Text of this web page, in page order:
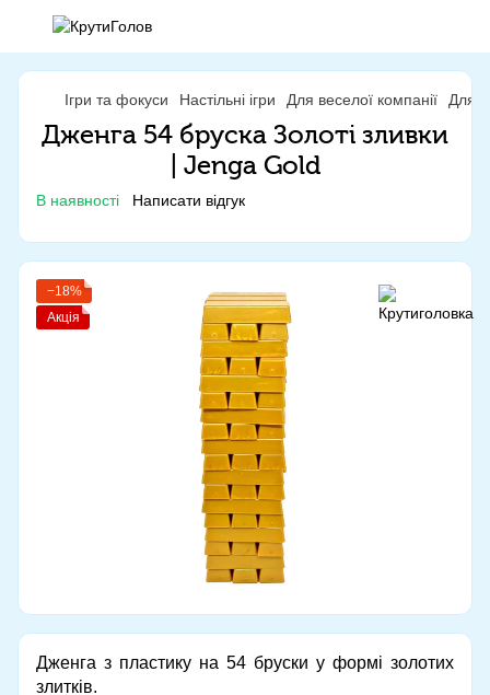
Ігри та фокуси Настільні ігри Для веселої компанії Для
Дженга 54 бруска Золоті зливки
| Jenga Gold
В наявності Написати відгук
−18%
Акція
Дженга з пластику на 54 бруски у формі золотих
злитків.